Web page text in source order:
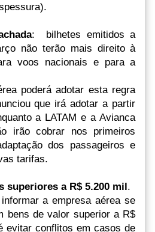
: bilhetes emitidos a
não terão mais direito à
voos nacionais e para a
poderá adotar esta regra
que irá adotar a partir
a LATAM e a Avianca
irão cobrar nos primeiros
dos passageiros e
tarifas.
superiores a R$ 5.200 mil .
a empresa aérea se
bens de valor superior a R$
evitar conflitos em casos de